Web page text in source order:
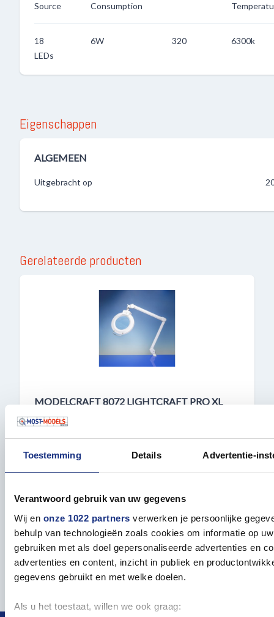
Toestemming Details Advertentie-
Verantwoord gebruik van uw gegevens
Wij en onze 1022 partners verwerken je persoonlijke
behulp van technologieën zoals cookies om informatie op
gebruiken met als doel gepersonaliseerde advertenties en
advertenties en content, inzicht in publiek en
gegevens gebruikt en met welke doelen.
Als u het toestaat, willen we ook graag:
Source
Consumption
18
LEDs
6W 320 6300k
Eigenschappen
ALGEMEEN
Uitgebracht op
Gerelateerde producten
MODELCRAFT 8072 LIGHTCRAFT PRO XL
MAGNIFIER LED LAMP WITH DIMMER
€ 199,00
BESTELLEN